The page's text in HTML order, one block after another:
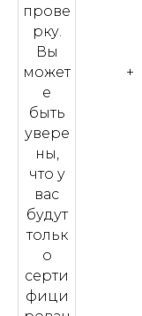
прове
рку.
Вы
может
е
быть
увере
ны,
что у
вас
будут
тольк
о
серти
фици
+